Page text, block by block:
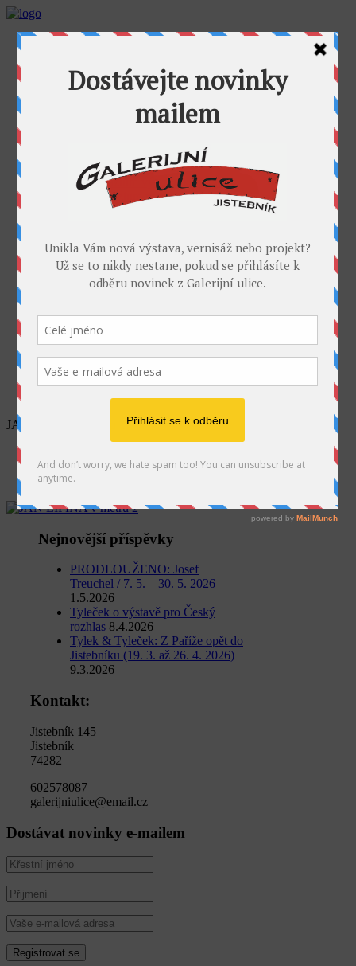
AKTUALITY
GALERIE U FOŤÁKA
Takoví jsme byli
I. sympozium výtvarníků v GU
II. sympozium výtvarníků
Galerijní rybník
V. sympozium výtvarníků v Jistebníku
DESET
KONTAKT
JAN LIPINA v metru 2
Jan Lipina
JAN LIPINA v metru 2
Nejnovější příspěvky
PRODLOUŽENO: Josef
Treuchel / 7. 5. – 30. 5. 2026
1.5.2026
Tyleček o výstavě pro Český
rozhlas 8.4.2026
Tylek & Tyleček: Z Paříže opět do
Jistebníku (19. 3. až 26. 4. 2026)
9.3.2026
Kontakt:
Jistebník 145
Jistebník
74282
602578087
galerijniulice@email.cz
Dostávat novinky e-mailem